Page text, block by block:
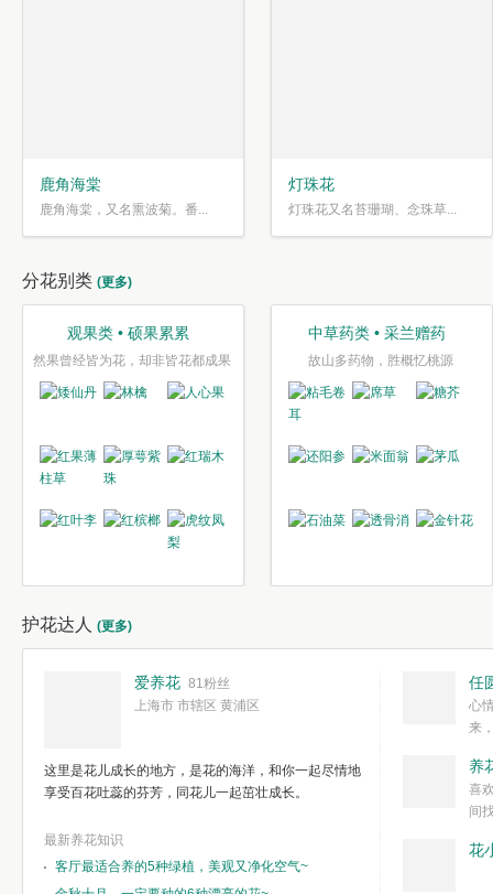
鹿角海棠
鹿角海棠，又名熏波菊。番...
灯珠花
灯珠花又名苔珊瑚、念珠草...
分花别类 (更多)
观果类 • 硕果累累
然果曾经皆为花，却非皆花都成果
中草药类 • 采兰赠药
故山多药物，胜概忆桃源
护花达人 (更多)
爱养花 81粉丝
上海市 市辖区 黄浦区
这里是花儿成长的地方，是花的海洋，和你一起尽情地
享受百花吐蕊的芬芳，同花儿一起茁壮成长。
最新养花知识
客厅最适合养的5种绿植，美观又净化空气~
任
心
来
简单愉快的心
我们自己复杂
养
喜
间
花